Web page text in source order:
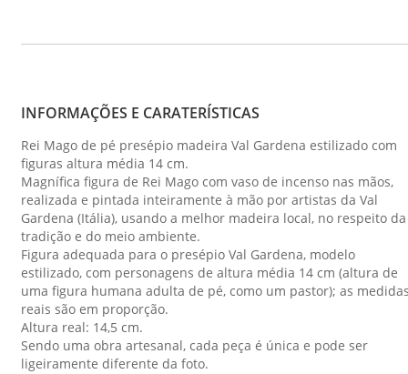
INFORMAÇÕES E CARATERÍSTICAS
Rei Mago de pé presépio madeira Val Gardena estilizado com
figuras altura média 14 cm.
Magnífica figura de Rei Mago com vaso de incenso nas mãos,
realizada e pintada inteiramente à mão por artistas da Val
Gardena (Itália), usando a melhor madeira local, no respeito da
tradição e do meio ambiente.
Figura adequada para o presépio Val Gardena, modelo
estilizado, com personagens de altura média 14 cm (altura de
uma figura humana adulta de pé, como um pastor); as
reais são em proporção.
Altura real: 14,5 cm.
Sendo uma obra artesanal, cada peça é única e pode ser
ligeiramente diferente da foto.